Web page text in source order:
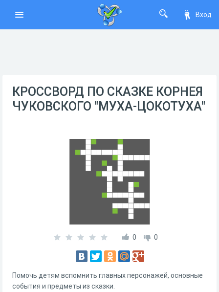
Вход
КРОССВОРД ПО СКАЗКЕ КОРНЕЯ
ЧУКОВСКОГО "МУХА-ЦОКОТУХА"
0 0
Помочь детям вспомнить главных персонажей, основные
события и предметы из сказки.